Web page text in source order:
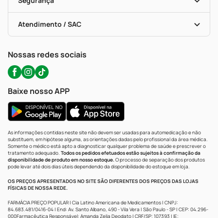
Troca E Devolução
Bulas De A A Z
Políticas De Marketplace
Testes Rápidos
Autoteste Covid-19
Certificado De Segurança
Portal Da Privacidade
Atendimento / SAC
WhatsApp (47) 9202-1687
Nossas redes sociais
Baixe nosso APP
As informações contidas neste site não devem ser usadas para automedicação e não
substituem, em hipótese alguma, as orientações dadas pelo profissional da área médica.
Somente o médico está apto a diagnosticar qualquer problema de saúde e prescrever o
tratamento adequado. Todos os pedidos efetuados estão sujeitos à confirmação da
disponibilidade de produto em nosso estoque.O processo de separação dos produtos
pode levar até dois dias úteis dependendo da disponibilidade do estoque em loja.
OS PREÇOS APRESENTADOS NO SITE SÃO DIFERENTES DOS PREÇOS DAS LOJAS
FÍSICAS DE NOSSA REDE.
FARMÁCIA PREÇO POPULAR | Cia Latino Americana de Medicamentos | CNPJ:
84.683.481/0416-04 | End: Av. Santo Albano, 490 - Vila Vera | São Paulo - SP | CEP: 04.296-
000Farmacêutica Responsável: Amanda Zelia Deodato | CRF/SP: 107393 | IE: